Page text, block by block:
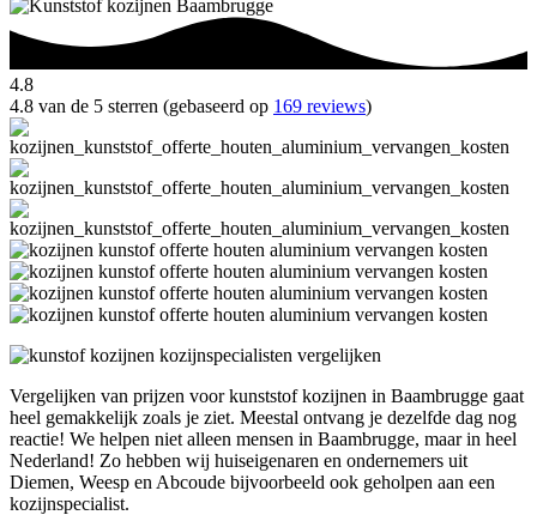
4.8
4.8 van de 5 sterren (gebaseerd op 169 reviews)
Vergelijken van prijzen voor kunststof kozijnen in Baambrugge gaat
heel gemakkelijk zoals je ziet. Meestal ontvang je dezelfde dag nog
reactie! We helpen niet alleen mensen in Baambrugge, maar in heel
Nederland! Zo hebben wij huiseigenaren en ondernemers uit
Diemen, Weesp en Abcoude bijvoorbeeld ook geholpen aan een
kozijnspecialist.